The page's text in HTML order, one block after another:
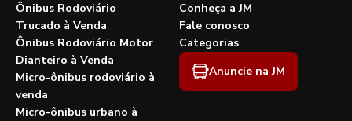
Ônibus Rodoviário
Trucado à Venda
Ônibus Rodoviário Motor
Dianteiro à Venda
Micro-ônibus rodoviário à
venda
Micro-ônibus urbano à
Conheça a JM
Fale conosco
Categorias
Anuncie na JM